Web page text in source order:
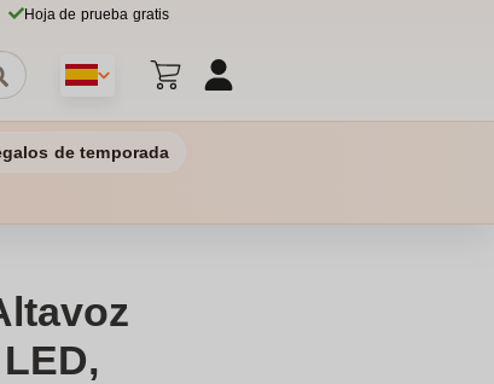
Hoja de prueba gratis
de temporada